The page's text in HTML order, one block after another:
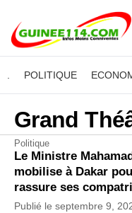
POLITIQUE
Grand
Politique
Le Ministre
mobilise à Dakar
rassure ses
Publié le septembre 9,